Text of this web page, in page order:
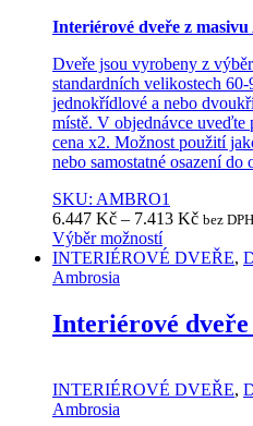
Interiérové dveře z
Dveře jsou vyrobeny z
standardních velikostech
jednokřídlové a nebo
místě. V objednávce
cena x2. Možnost použití
nebo samostatné osazení do
SKU: AMBRO1
6.447 Kč – 7.413 Kč bez DPH
Výběr možností
This
product
multiple
variants.
may
be
INTERIÉROVÉ DVEŘE,
Ambrosia
Interiérové dveře
INTERIÉROVÉ DVEŘE,
Ambrosia